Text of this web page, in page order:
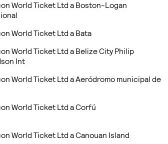
World Ticket Ltd a Boston-Logan
World Ticket Ltd a Bata
World Ticket Ltd a Belize City Philip
Int
World Ticket Ltd a Aeródromo municipal de
World Ticket Ltd a Corfú
World Ticket Ltd a Canouan Island